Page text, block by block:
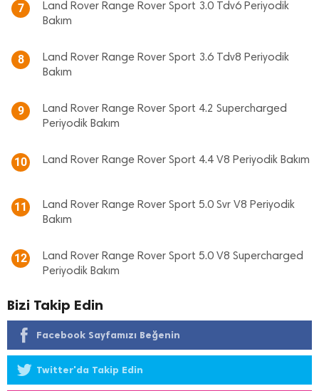
7
Land Rover Range Rover Sport 3.0 Tdv6 Periyodik
Bakım
8
Land Rover Range Rover Sport 3.6 Tdv8 Periyodik
Bakım
9
Land Rover Range Rover Sport 4.2 Supercharged
Periyodik Bakım
10 Land Rover Range Rover Sport 4.4 V8 Periyodik Bakım
11
Land Rover Range Rover Sport 5.0 Svr V8 Periyodik
Bakım
12
Land Rover Range Rover Sport 5.0 V8 Supercharged
Periyodik Bakım
Bizi Takip Edin
Facebook Sayfamızı Beğenin
Twitter'da Takip Edin